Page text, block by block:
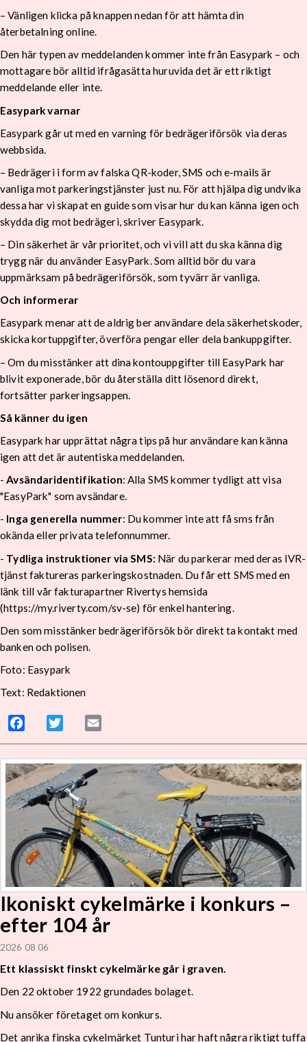
– Vänligen klicka på knappen nedan för att hämta din
återbetalning online.
Den här typen av meddelanden kommer inte från Easypark – och
mottagare bör alltid ifrågasätta huruvida det är ett riktigt
meddelande eller inte.
Easypark varnar
Easypark går ut med en varning för bedrägeriförsök via deras
webbsida.
– Bedrägeri i form av falska QR-koder, SMS och e-mails är
vanliga mot parkeringstjänster just nu. För att hjälpa dig undvika
dessa har vi skapat en guide som visar hur du kan känna igen och
skydda dig mot bedrägeri, skriver Easypark.
– Din säkerhet är vår prioritet, och vi vill att du ska känna dig
trygg när du använder EasyPark. Som alltid bör du vara
uppmärksam på bedrägeriförsök, som tyvärr är vanliga.
Och informerar
Easypark menar att de aldrig ber användare dela säkerhetskoder,
skicka kortuppgifter, överföra pengar eller dela bankuppgifter.
– Om du misstänker att dina kontouppgifter till EasyPark har
blivit exponerade, bör du återställa ditt lösenord direkt,
fortsätter parkeringsappen.
Så känner du igen
Easypark har upprättat några tips på hur användare kan känna
igen att det är autentiska meddelanden.
-Avsändaridentifikation: Alla SMS kommer tydligt att visa
"EasyPark" som avsändare.
- Inga generella nummer: Du kommer inte att få sms från
okända eller privata telefonnummer.
- Tydliga instruktioner via SMS: När du parkerar med deras IVR-
tjänst faktureras parkeringskostnaden. Du får ett SMS med en
länk till vår fakturapartner Rivertys hemsida
(https://my.riverty.com/sv-se) för enkel hantering.
Den som misstänker bedrägeriförsök bör direkt ta kontakt med
banken och polisen.
Foto: Easypark
Text: Redaktionen
Facebook Twitter
Ikoniskt cykelmärke i konkurs –
efter 104 år
2026 08 06
Ett klassiskt finskt cykelmärke går i graven.
Den 22 oktober 1922 grundades bolaget.
Nu ansöker företaget om konkurs.
Det anrika finska cykelmärket Tunturi har haft några riktigt tuffa